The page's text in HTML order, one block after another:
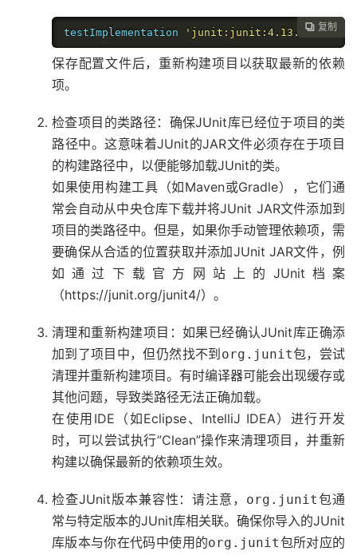
 复制
testImplementation 'junit:junit:4.13.2'
保存配置文件后，重新构建项目以获取最新的依赖
项。
检查项目的类路径：确保JUnit库已经位于项目的类
路径中。这意味着JUnit的JAR文件必须存在于项目
的构建路径中，以便能够加载JUnit的类。
如果使用构建工具（如Maven或Gradle），它们通
常会自动从中央仓库下载并将JUnit JAR文件添加到
项目的类路径中。但是，如果你手动管理依赖项，需
要确保从合适的位置获取并添加JUnit JAR文件，例
如通过下载官方网站上的JUnit档案
（https://junit.org/junit4/）。
清理和重新构建项目：如果已经确认JUnit库正确添
加到了项目中，但仍然找不到 org.junit包，尝试
清理并重新构建项目。有时编译器可能会出现缓存或
其他问题，导致类路径无法正确加载。
在使用IDE（如Eclipse、IntelliJ IDEA）进行开发
时，可以尝试执行”Clean”操作来清理项目，并重新
构建以确保最新的依赖项生效。
检查JUnit版本兼容性：请注意， org.junit包通
常与特定版本的JUnit库相关联。确保你导入的JUnit
库版本与你在代码中使用的org.junit包所对应的